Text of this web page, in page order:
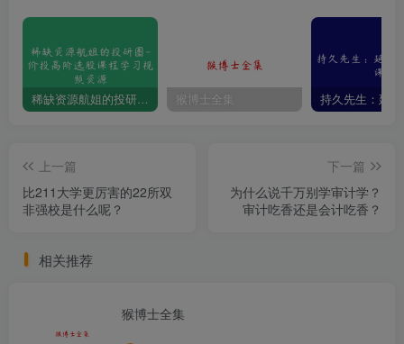
稀缺资源航姐的投研圈-价投高阶选股课程学习视频资源 猴博士全集
上一篇
比211大学更厉害的22所双
非强校是什么呢？
下一篇
为什么说千万别学审计学？
审计吃香还是会计吃香？
相关推荐
猴博士全集